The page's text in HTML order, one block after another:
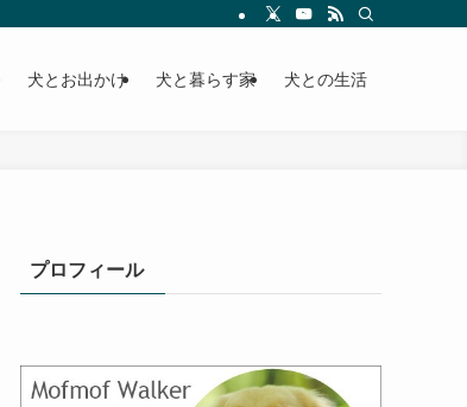
犬とお出かけ 犬と暮らす家 犬との生活
プロフィール